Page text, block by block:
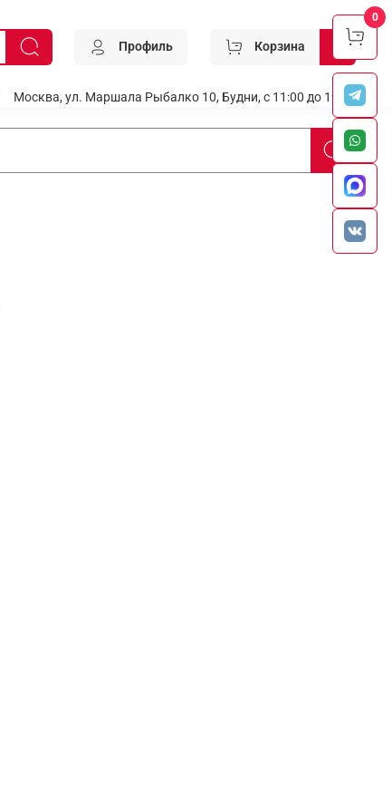
Профиль Корзина
Москва, ул. Маршала Рыбалко 10, Будни, с 11:00 до 19:00
0